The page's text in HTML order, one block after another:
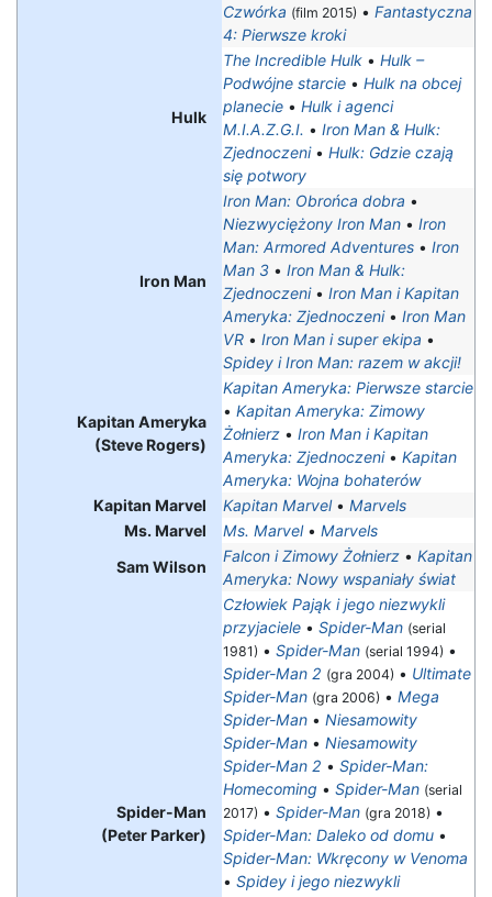
Czwórka (film 2015) • Fantastyczna
4: Pierwsze kroki
Hulk
The Incredible Hulk • Hulk –
Podwójne starcie • Hulk na obcej
planecie • Hulk i agenci
M.I.A.Z.G.I. • Iron Man & Hulk:
Zjednoczeni• Hulk: Gdzie czają
się potwory
Iron Man
Iron Man: Obrońca dobra •
Niezwyciężony Iron Man • Iron
Man: Armored Adventures • Iron
Man 3 • Iron Man & Hulk:
Zjednoczeni• Iron Man i Kapitan
Ameryka: Zjednoczeni• Iron Man
VR • Iron Man i super ekipa •
Spidey i Iron Man: razem w akcji!
Kapitan Ameryka
(Steve Rogers)
Kapitan Ameryka: Pierwsze starcie
• Kapitan Ameryka: Zimowy
Żołnierz • Iron Man i Kapitan
Ameryka: Zjednoczeni• Kapitan
Ameryka: Wojna bohaterów
Kapitan Marvel
Kapitan Marvel• Marvels
Ms. Marvel
Ms. Marvel• Marvels
Sam Wilson
Falcon i Zimowy Żołnierz • Kapitan
Ameryka: Nowy wspaniały świat
Spider-Man
(Peter Parker)
Człowiek Pająk i jego niezwykli
przyjaciele • Spider-Man (serial
1981) • Spider-Man (serial 1994) •
Spider-Man 2 (gra 2004) • Ultimate
Spider-Man (gra 2006) • Mega
Spider-Man • Niesamowity
Spider-Man • Niesamowity
Spider-Man 2 • Spider-Man:
Homecoming • Spider-Man (serial
2017) • Spider-Man (gra 2018) •
Spider-Man: Daleko od domu •
Spider-Man: Wkręcony w Venoma
• Spidey i jego niezwykli